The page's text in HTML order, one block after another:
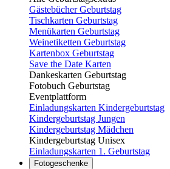
Gästebücher Geburtstag
Tischkarten Geburtstag
Menükarten Geburtstag
Weinetiketten Geburtstag
Kartenbox Geburtstag
Save the Date Karten
Dankeskarten Geburtstag
Fotobuch Geburtstag
Eventplattform
Einladungskarten Kindergeburtstag
Kindergeburtstag Jungen
Kindergeburtstag Mädchen
Kindergeburtstag Unisex
Einladungskarten 1. Geburtstag
Fotogeschenke